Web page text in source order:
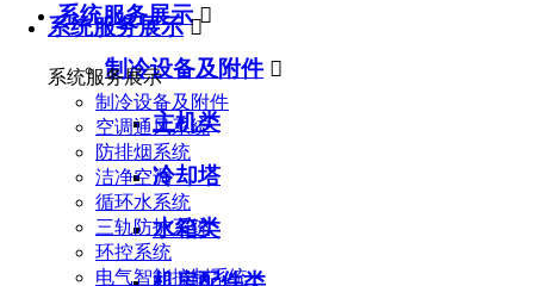
系统服务展示 
系统服务展示
制冷设备及附件
空调通风系统
防排烟系统
洁净空调
循环水系统
三轨防护系统
环控系统
电气智能控制系统
系统服务展示 
制冷设备及附件 
主机类
冷却塔
水箱类